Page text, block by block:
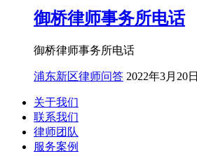
御桥律师事务所电话
御桥律师事务所电话
浦东新区律师问答 2022年3月20日
关于我们
联系我们
律师团队
服务案例